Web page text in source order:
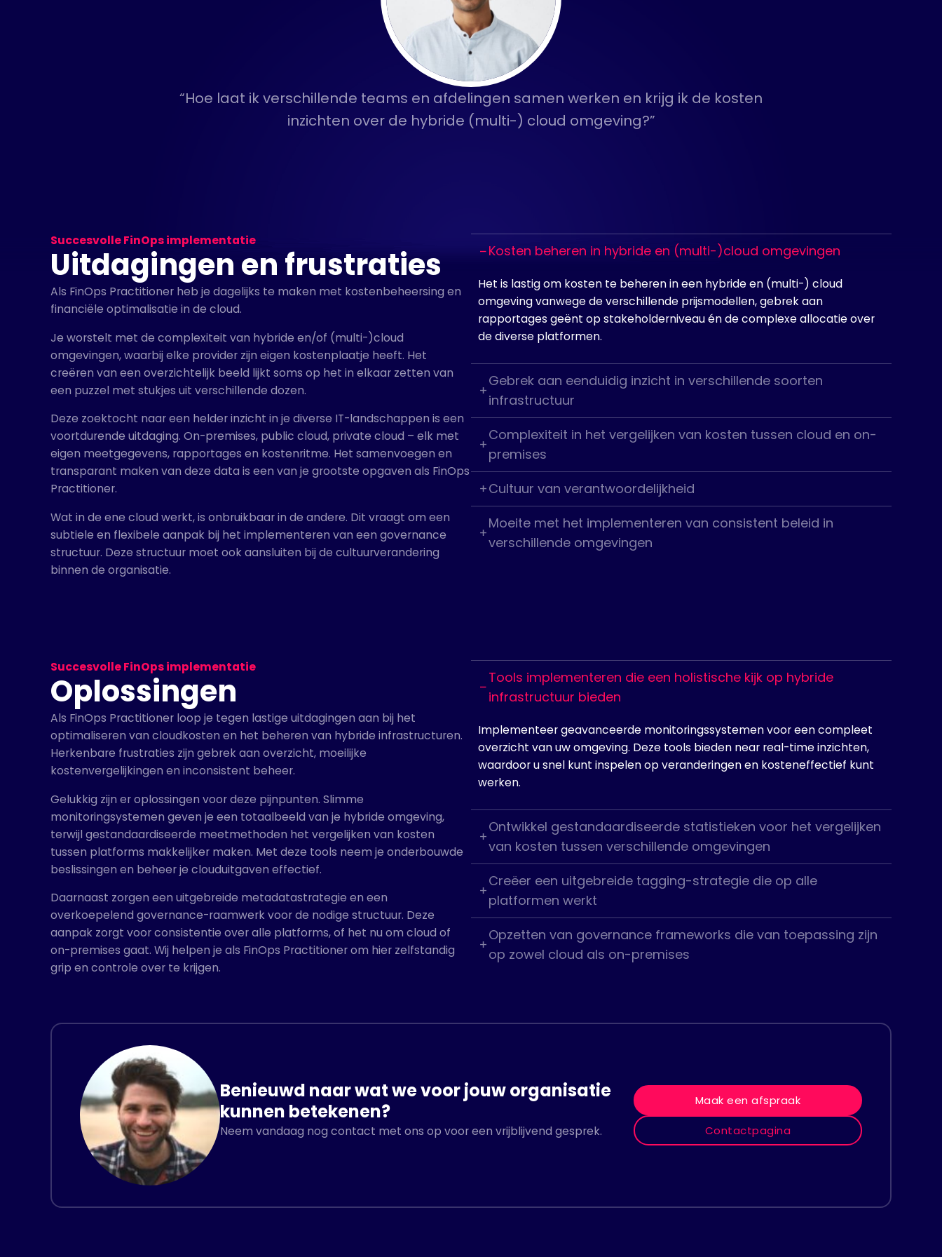
“Hoe laat ik verschillende teams en afdelingen samen werken en krijg ik de kosten
inzichten over de hybride (multi-) cloud omgeving?”
Succesvolle FinOps implementatie
Uitdagingen en frustraties
Als FinOps Practitioner heb je dagelijks te maken met kostenbeheersing en
financiële optimalisatie in de cloud.
Je worstelt met de complexiteit van hybride en/of (multi-)cloud
omgevingen, waarbij elke provider zijn eigen kostenplaatje heeft. Het
creëren van een overzichtelijk beeld lijkt soms op het in elkaar zetten van
een puzzel met stukjes uit verschillende dozen.
Deze zoektocht naar een helder inzicht in je diverse IT-landschappen is een
voortdurende uitdaging. On-premises, public cloud, private cloud – elk met
eigen meetgegevens, rapportages en kostenritme. Het samenvoegen en
transparant maken van deze data is een van je grootste opgaven als FinOps
Practitioner.
Wat in de ene cloud werkt, is onbruikbaar in de andere. Dit vraagt om een
subtiele en flexibele aanpak bij het implementeren van een governance
structuur. Deze structuur moet ook aansluiten bij de cultuurverandering
binnen de organisatie.
Kosten beheren in hybride en (multi-)cloud omgevingen
Het is lastig om kosten te beheren in een hybride en (multi-) cloud
omgeving vanwege de verschillende prijsmodellen, gebrek aan
rapportages geënt op stakeholderniveau én de complexe allocatie over
de diverse platformen.
Gebrek aan eenduidig inzicht in verschillende soorten
infrastructuur
Complexiteit in het vergelijken van kosten tussen cloud en on-
premises
Cultuur van verantwoordelijkheid
Moeite met het implementeren van consistent beleid in
verschillende omgevingen
Succesvolle FinOps implementatie
Oplossingen
Als FinOps Practitioner loop je tegen lastige uitdagingen aan bij het
optimaliseren van cloudkosten en het beheren van hybride infrastructuren.
Herkenbare frustraties zijn gebrek aan overzicht, moeilijke
kostenvergelijkingen en inconsistent beheer.
Gelukkig zijn er oplossingen voor deze pijnpunten. Slimme
monitoringsystemen geven je een totaalbeeld van je hybride omgeving,
terwijl gestandaardiseerde meetmethoden het vergelijken van kosten
tussen platforms makkelijker maken. Met deze tools neem je onderbouwde
beslissingen en beheer je clouduitgaven effectief.
Daarnaast zorgen een uitgebreide metadatastrategie en een
overkoepelend governance-raamwerk voor de nodige structuur. Deze
aanpak zorgt voor consistentie over alle platforms, of het nu om cloud of
on-premises gaat. Wij helpen je als FinOps Practitioner om hier zelfstandig
grip en controle over te krijgen.
Tools implementeren die een holistische kijk op hybride
infrastructuur bieden
Implementeer geavanceerde monitoringssystemen voor een compleet
overzicht van uw omgeving. Deze tools bieden near real-time inzichten,
waardoor u snel kunt inspelen op veranderingen en kosteneffectief kunt
werken.
Ontwikkel gestandaardiseerde statistieken voor het vergelijken
van kosten tussen verschillende omgevingen
Creëer een uitgebreide tagging-strategie die op alle
platformen werkt
Opzetten van governance frameworks die van toepassing zijn
op zowel cloud als on-premises
Benieuwd naar wat we voor jouw organisatie
kunnen betekenen?
Neem vandaag nog contact met ons op voor een vrijblijvend gesprek.
Maak een afspraak
Contactpagina